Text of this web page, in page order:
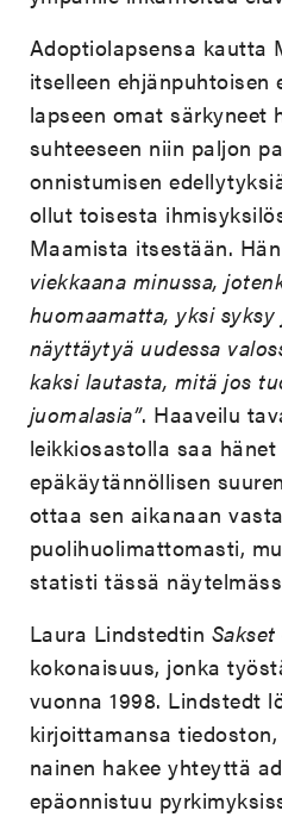
Adoptiolapsensa kautta
itselleen ehjänpuhtoisen
lapseen omat särkyneet
suhteeseen niin paljon
onnistumisen
ollut toisesta
Maamista itsestään.
viekkaana minussa,
huomaamatta, yksi
näyttäytyä uudessa
kaksi lautasta, mitä jos
juomalasia”. Haaveilu
leikkiosastolla saa
epäkäytännöllisen
ottaa sen aikanaan
puolihuolimattomasti,
statisti tässä
Laura Lindstedtin Sakset
kokonaisuus, jonka
vuonna 1998. Lindstedt
kirjoittamansa
nainen hakee yhteyttä
epäonnistuu